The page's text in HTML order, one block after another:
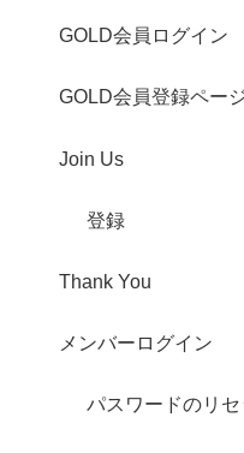
GOLD会員ログイン
GOLD会員登録ペー
Join Us
登録
Thank You
メンバーログイン
パスワードのリセ